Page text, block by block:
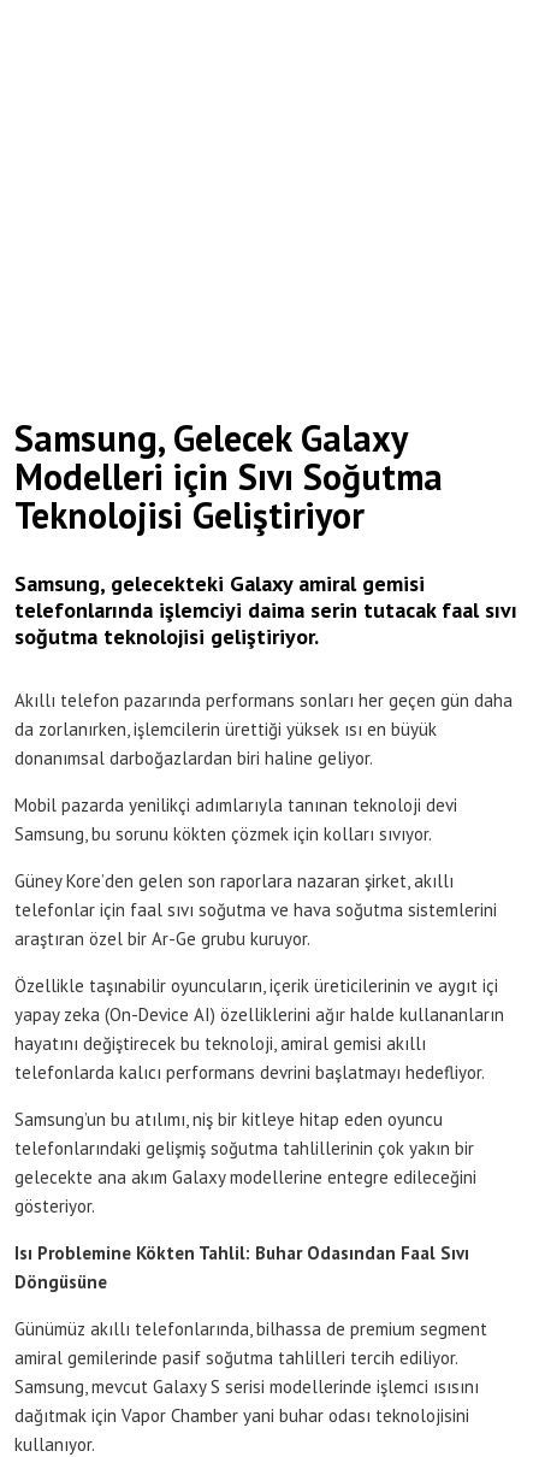
Samsung, Gelecek Galaxy
Modelleri için Sıvı Soğutma
Teknolojisi Geliştiriyor
Samsung, gelecekteki Galaxy amiral gemisi
telefonlarında işlemciyi daima serin tutacak faal sıvı
soğutma teknolojisi geliştiriyor.
Akıllı telefon pazarında performans sonları her geçen gün daha
da zorlanırken, işlemcilerin ürettiği yüksek ısı en büyük
donanımsal darboğazlardan biri haline geliyor.
Mobil pazarda yenilikçi adımlarıyla tanınan teknoloji devi
Samsung, bu sorunu kökten çözmek için kolları sıvıyor.
Güney Kore’den gelen son raporlara nazaran şirket, akıllı
telefonlar için faal sıvı soğutma ve hava soğutma sistemlerini
araştıran özel bir Ar-Ge grubu kuruyor.
Özellikle taşınabilir oyuncuların, içerik üreticilerinin ve aygıt içi
yapay zeka (On-Device AI) özelliklerini ağır halde kullananların
hayatını değiştirecek bu teknoloji, amiral gemisi akıllı
telefonlarda kalıcı performans devrini başlatmayı hedefliyor.
Samsung’un bu atılımı, niş bir kitleye hitap eden oyuncu
telefonlarındaki gelişmiş soğutma tahlillerinin çok yakın bir
gelecekte ana akım Galaxy modellerine entegre edileceğini
gösteriyor.
Isı Problemine Kökten Tahlil: Buhar Odasından Faal Sıvı
Döngüsüne
Günümüz akıllı telefonlarında, bilhassa de premium segment
amiral gemilerinde pasif soğutma tahlilleri tercih ediliyor.
Samsung, mevcut Galaxy S serisi modellerinde işlemci ısısını
dağıtmak için Vapor Chamber yani buhar odası teknolojisini
kullanıyor.